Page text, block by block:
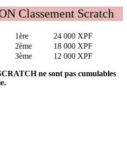
Classement Scratch
1ère
24 000 XPF
2ème
18 000 XPF
3ème 12 000 XPF
ne sont pas cumulables